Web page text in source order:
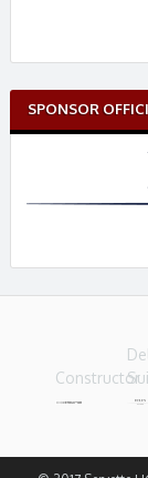
SPONSOR
Constructor